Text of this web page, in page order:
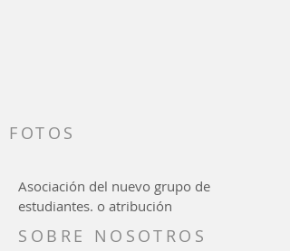
FOTOS
Asociación del nuevo grupo de
estudiantes. o atribución
SOBRE NOSOTROS